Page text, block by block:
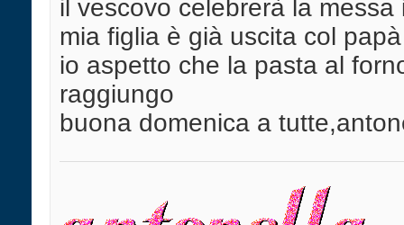
il vescovo celebrerà la
mia figlia è già uscita col papà
io aspetto che la pasta al
raggiungo
buona domenica a